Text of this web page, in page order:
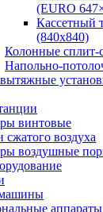
(EURO
Кассетный
(840х840)
Колонные сплит-
Напольно-
винтовые
воздуха
воздушные